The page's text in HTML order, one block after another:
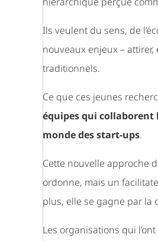
Ils veulent du sens, de
nouveaux enjeux –
traditionnels.
Ce que ces jeunes
équipes qui
monde des start-ups.
Cette nouvelle approche
ordonne, mais un
plus, elle se gagne par la
Les organisations qui